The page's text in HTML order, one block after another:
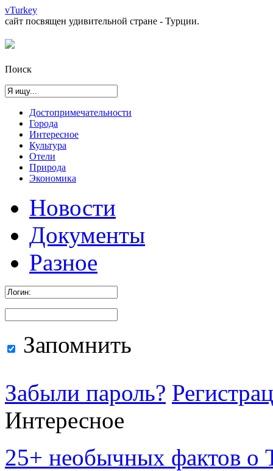
vTurkey
сайт посвящен удивительной стране - Турции.
Поиск
Достопримечательности
Города
Интересное
Культура
Отели
Природа
Экономика
Новости
Документы
Разное
Запомнить
Забыли пароль?
Интересное
25+ необычных фактов о